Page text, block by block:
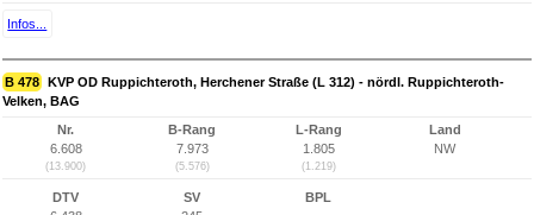
Infos...
B 478 KVP OD Ruppichteroth, Herchener Straße (L 312) - nördl. Ruppichteroth-
Velken, BAG
Nr.
6.608
(13.900)
B-Rang
7.973
(5.576)
L-Rang
1.805
(1.219)
Land
NW
DTV
SV
BPL